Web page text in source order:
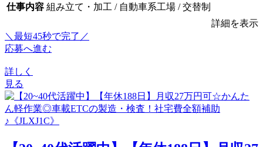
仕事内容 組み立て・加工 / 自動車系工場 / 交替制
詳細を表示
＼最短45秒で完了／
応募へ進む
詳しく
見る